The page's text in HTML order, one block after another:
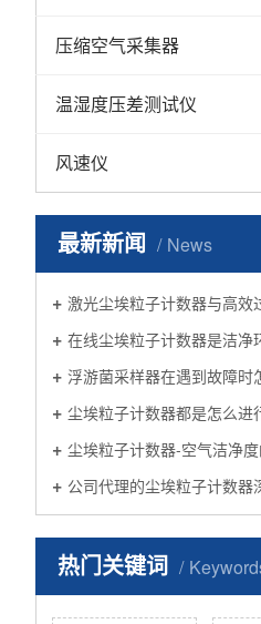
压缩空气采集器
温湿度压差测试仪
风速仪
最新新闻 News
激光尘埃粒子计数器与高效过滤器
在线尘埃粒子计数器是洁净环境在线
浮游菌采样器在遇到故障时
尘埃粒子计数器都是怎么进
尘埃粒子计数器-空气洁净度的在
公司代理的尘埃粒子计数器
热门关键词